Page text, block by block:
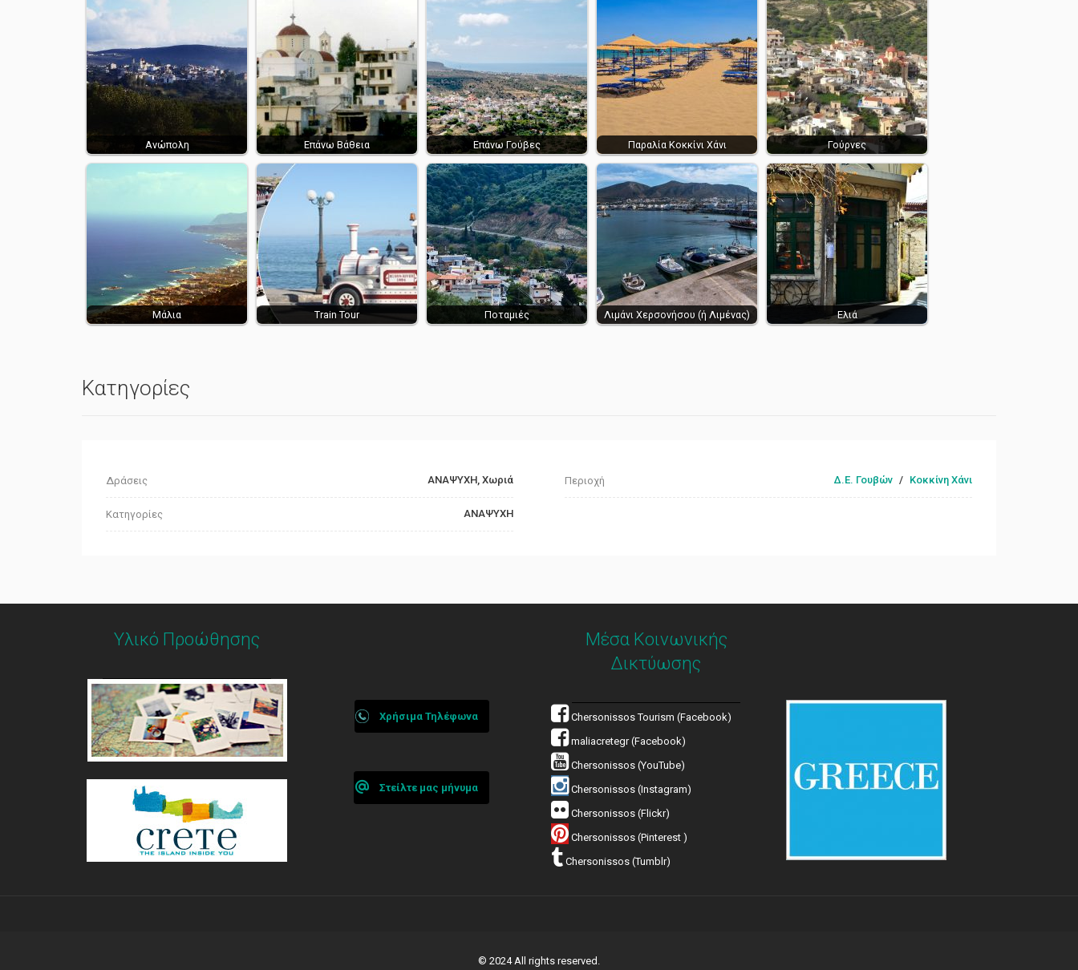
Ανώπολη Επάνω Βάθεια Επάνω Γούβες Παραλία Κοκκίνι Χάνι Γούρνες
Μάλια Train Tour Ποταμιές Λιμάνι Χερσονήσου (ή Λιμένας) Ελιά
Κατηγορίες
Δράσεις ΑΝΑΨΥΧΗ, Χωριά Περιοχή Δ.Ε. Γουβών / Κοκκίνη Χάνι
Κατηγορίες ΑΝΑΨΥΧΗ
Υλικό Προώθησης
Χρήσιμα Τηλέφωνα
Στείλτε μας μήνυμα
Μέσα Κοινωνικής
Δικτύωσης
Chersonissos Tourism (Facebook)
maliacretegr (Facebook)
Chersonissos (YouTube)
Chersonissos (Instagram)
Chersonissos (Flickr)
Chersonissos (Pinterest )
Chersonissos (Tumblr)
© 2024 All rights reserved.